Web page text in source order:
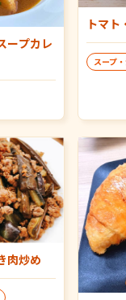
ープカレ
トマト
スープ
肉炒め